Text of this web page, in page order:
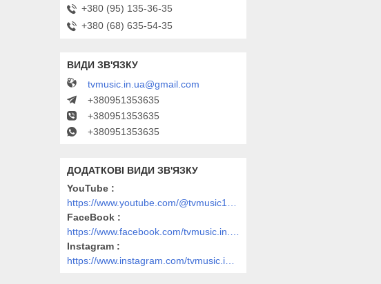
+380 (95) 135-36-35
+380 (68) 635-54-35
tvmusic.in.ua@gmail.com
+380951353635
+380951353635
+380951353635
YouTube
FaceBook
Instagram